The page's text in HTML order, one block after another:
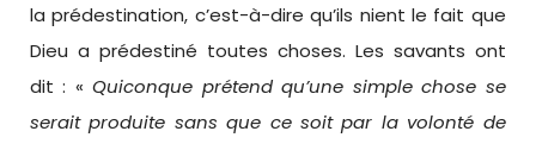
la prédestination, c’est-à-dire qu’ils nient le fait que
Dieu a prédestiné toutes choses. Les savants ont
dit : «Quiconque prétend qu’une simplechose se
seraitproduite sans que ce soit par la volonté de